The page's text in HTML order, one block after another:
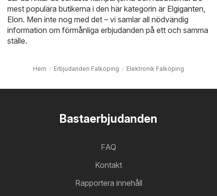
mest populära butikerna i den här kategorin är Elgiganten
Elon. Men inte nog med det – vi samlar all nödvändig
information om förmånliga erbjudanden på ett och samma
ställe.
Hem Erbjudanden Falköping Elektronik Falköping
Bastaerbjudanden
FAQ
Kontakt
Rapportera innehåll